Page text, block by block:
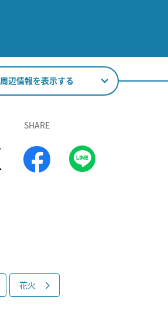
周辺情報を表示する
SHARE
花火